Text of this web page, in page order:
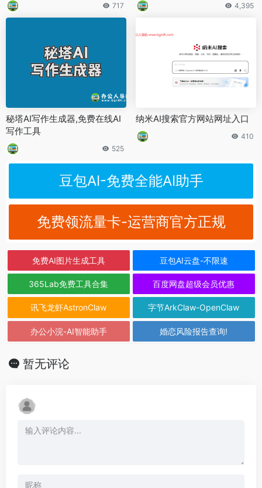
717 4,395
秘塔AI写作生成器,免费在线AI
写作工具
525
纳米AI搜索官方网站网址入口
410
豆包AI-免费全能AI助手
免费领流量卡-运营商官方正规
免费AI图片生成工具 豆包AI云盘-不限速
365Lab免费工具合集 百度网盘超级会员优惠
讯飞龙虾AstronClaw 字节ArkClaw-OpenClaw
办公小浣-AI智能助手 婚恋风险报告查询!
暂无评论